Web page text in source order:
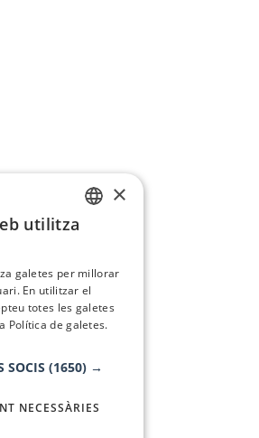
×
utilitza
galetes per millorar
En utilitzar el
totes les galetes
Política de galetes.
SOCIS (1650) →
NECESSÀRIES